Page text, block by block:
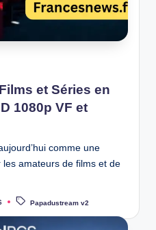
et Séries en
1080p VF et
comme une
amateurs de films et de
Papadustream v2